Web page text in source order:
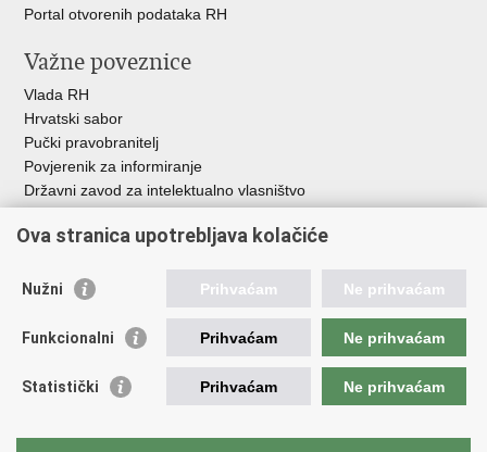
Portal otvorenih podataka RH
Važne poveznice
Vlada RH
Hrvatski sabor
Pučki pravobranitelj
Povjerenik za informiranje
Državni zavod za intelektualno vlasništvo
HAKOM
Ostale poveznice
Hrvatski audiovizualni centar
Creative Europe
EU National Institutes for Culture
Ova stranica upotrebljava kolačiće
Nužni Prihvaćam Ne prihvaćam
Funkcionalni Prihvaćam Ne prihvaćam
Statistički Prihvaćam Ne prihvaćam